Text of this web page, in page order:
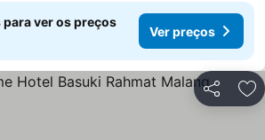
para ver os preços
Ver preços
Partilhar